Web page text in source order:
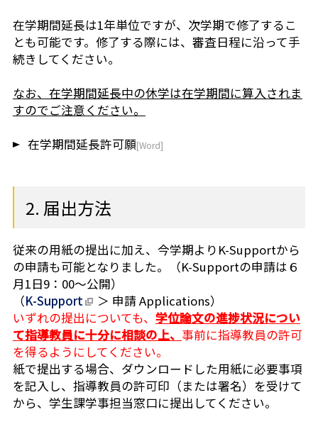
在学期間延長は1年単位ですが、次学期で修了するこ
とも可能です。修了する際には、審査日程に沿って手
続きしてください。
なお、在学期間延長中の休学は在学期間に算入されま
すのでご注意ください。
在学期間延長許可願
2. 届出方法
従来の用紙の提出に加え、今学期よりK-Supportから
の申請も可能となりました。（K-Supportの申請は６
月1日9：00～公開）
（K-Support
＞ 申請 Applications）
いずれの提出についても、 学位論文の進捗状況につい
て指導教員に十分に相談の上、 事前に指導教員の許可
を得るようにしてください。
紙で提出する場合、ダウンロードした用紙に必要事項
を記入し、指導教員の許可印（または署名）を受けて
から、学生課学事担当窓口に提出してください。